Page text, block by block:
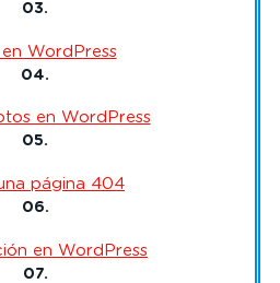
03.
en WordPress
04.
en WordPress
05.
página 404
06.
en WordPress
07.